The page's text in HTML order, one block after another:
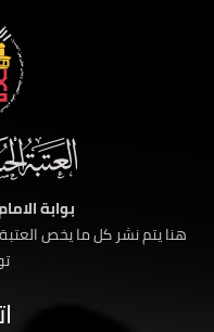
بوابة
هنا يتم نشر كل ما يخص